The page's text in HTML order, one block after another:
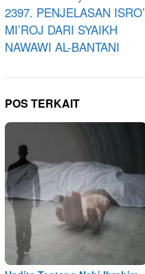
pos
2397. PENJELASAN ISRO’
MI’ROJ DARI SYAIKH
NAWAWI AL-BANTANI
POS TERKAIT